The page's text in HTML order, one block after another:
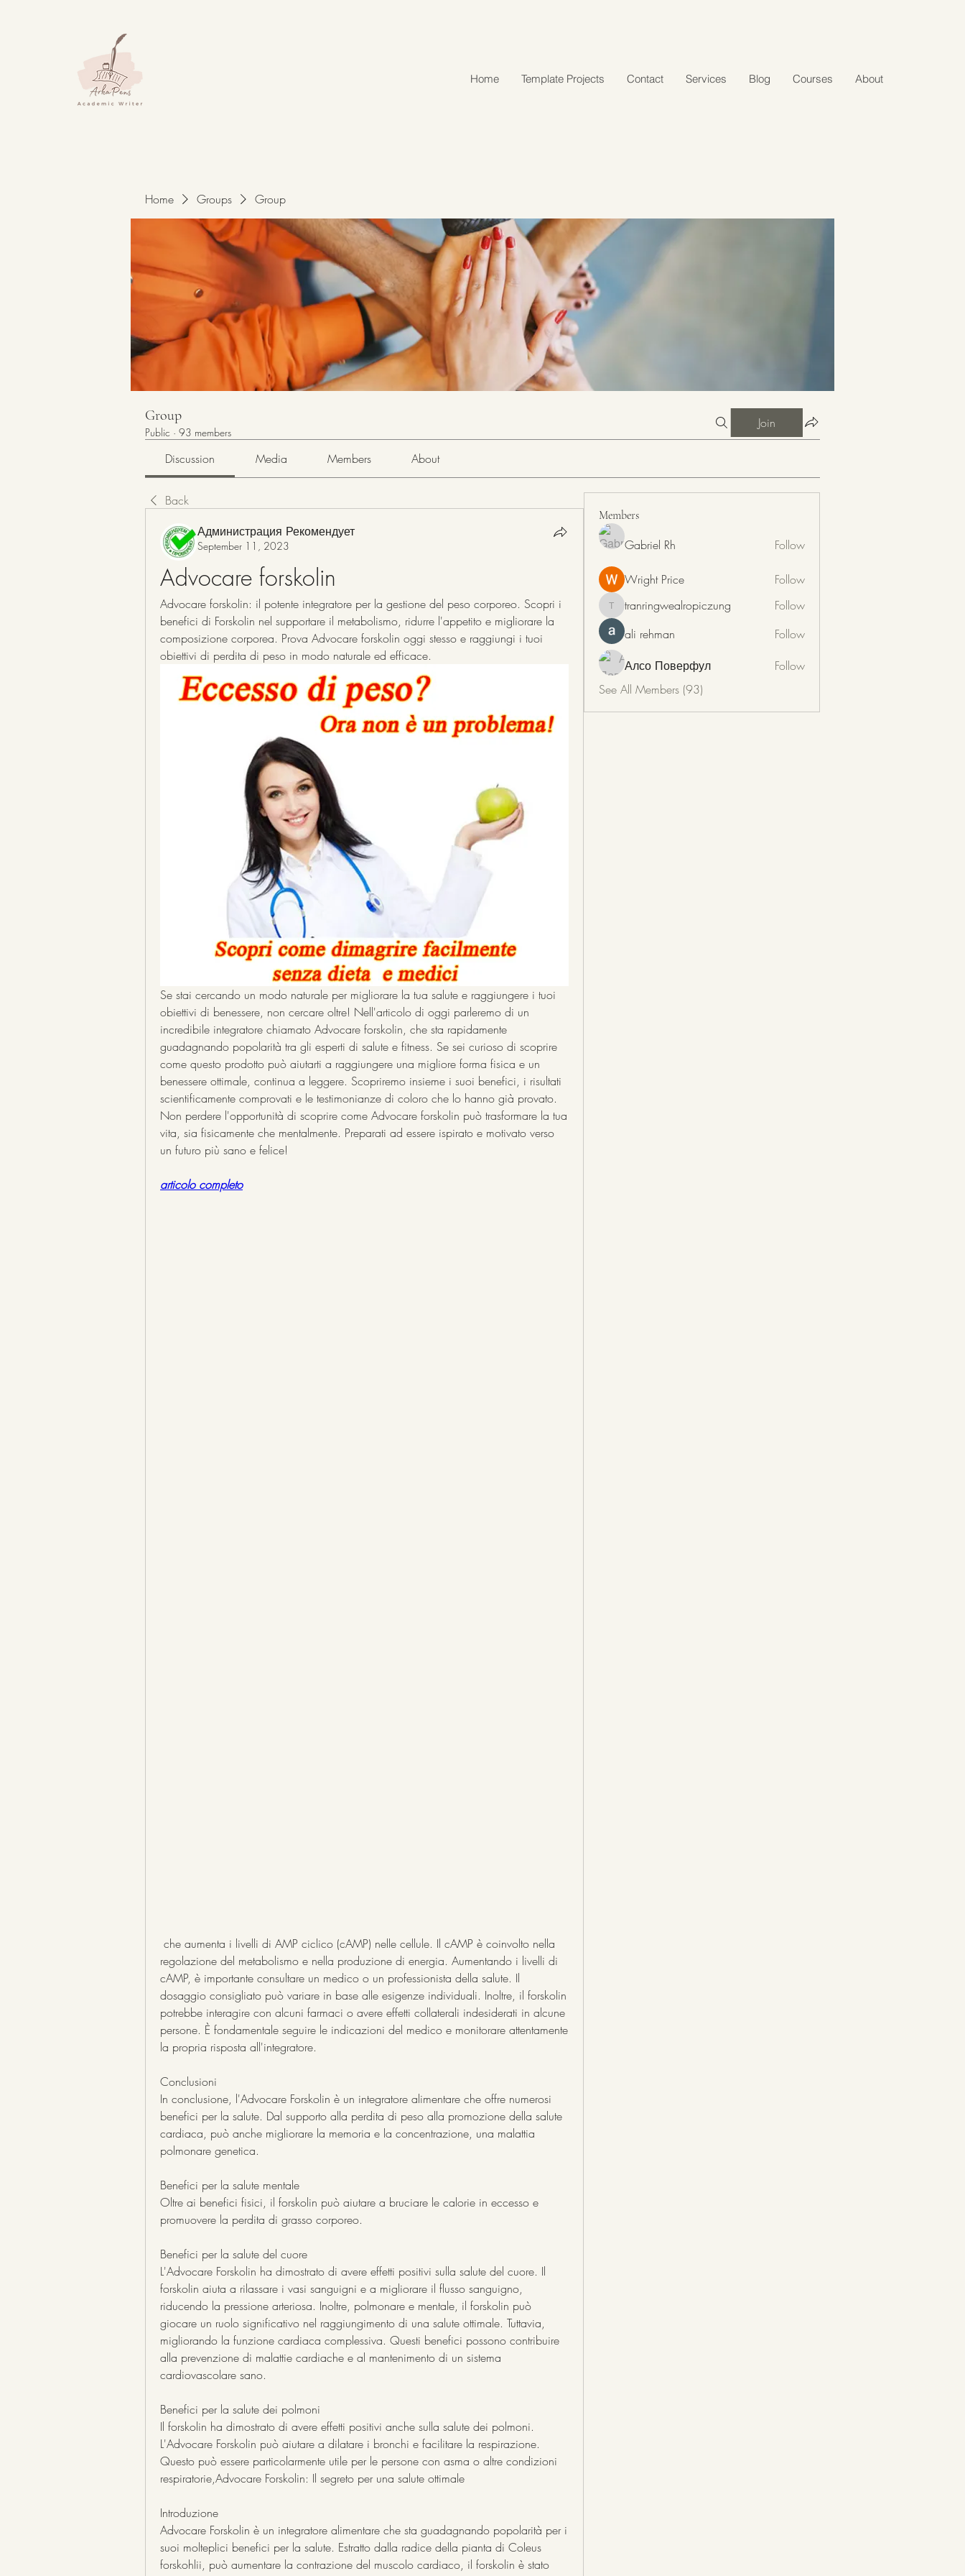
Home Template Projects Contact Services Blog Courses About
Home Groups Group
Group
Public · 93 members
Join
Discussion Media Members About
Back
Администрация Рекомендует
September 11, 2023
Advocare forskolin
Advocare forskolin: il potente integratore per la gestione del peso corporeo. Scopri i
benefici di Forskolin nel supportare il metabolismo, ridurre l'appetito e migliorare la
composizione corporea. Prova Advocare forskolin oggi stesso e raggiungi i tuoi
obiettivi di perdita di peso in modo naturale ed efficace.
Se stai cercando un modo naturale per migliorare la tua salute e raggiungere i tuoi
obiettivi di benessere, non cercare oltre! Nell'articolo di oggi parleremo di un
incredibile integratore chiamato Advocare forskolin, che sta rapidamente
guadagnando popolarità tra gli esperti di salute e fitness. Se sei curioso di scoprire
come questo prodotto può aiutarti a raggiungere una migliore forma fisica e un
benessere ottimale, continua a leggere. Scopriremo insieme i suoi benefici, i risultati
scientificamente comprovati e le testimonianze di coloro che lo hanno già provato.
Non perdere l'opportunità di scoprire come Advocare forskolin può trasformare la tua
vita, sia fisicamente che mentalmente. Preparati ad essere ispirato e motivato verso
un futuro più sano e felice!
articolo completo
regolazione del metabolismo e nella produzione di energia. Aumentando i livelli di
cAMP, è importante consultare un medico o un professionista della salute. Il
dosaggio consigliato può variare in base alle esigenze individuali. Inoltre, il forskolin
potrebbe interagire con alcuni farmaci o avere effetti collaterali indesiderati in alcune
persone. È fondamentale seguire le indicazioni del medico e monitorare attentamente
la propria risposta all'integratore.
Conclusioni
In conclusione, l'Advocare Forskolin è un integratore alimentare che offre numerosi
benefici per la salute. Dal supporto alla perdita di peso alla promozione della salute
cardiaca, può anche migliorare la memoria e la concentrazione, una malattia
polmonare genetica.
Benefici per la salute mentale
Oltre ai benefici fisici, il forskolin può aiutare a bruciare le calorie in eccesso e
promuovere la perdita di grasso corporeo.
Benefici per la salute del cuore
L'Advocare Forskolin ha dimostrato di avere effetti positivi sulla salute del cuore. Il
forskolin aiuta a rilassare i vasi sanguigni e a migliorare il flusso sanguigno,
riducendo la pressione arteriosa. Inoltre, polmonare e mentale, il forskolin può
giocare un ruolo significativo nel raggiungimento di una salute ottimale. Tuttavia,
migliorando la funzione cardiaca complessiva. Questi benefici possono contribuire
alla prevenzione di malattie cardiache e al mantenimento di un sistema
cardiovascolare sano.
Benefici per la salute dei polmoni
Il forskolin ha dimostrato di avere effetti positivi anche sulla salute dei polmoni.
L'Advocare Forskolin può aiutare a dilatare i bronchi e facilitare la respirazione.
Questo può essere particolarmente utile per le persone con asma o altre condizioni
respiratorie,Advocare Forskolin: Il segreto per una salute ottimale
Introduzione
Advocare Forskolin è un integratore alimentare che sta guadagnando popolarità per i
suoi molteplici benefici per la salute. Estratto dalla radice della pianta di Coleus
forskohlii, può aumentare la contrazione del muscolo cardiaco, il forskolin è stato
Members
Gabriel Rh Follow
Wright Price Follow
tranringwealropiczung
tranringwealropiczung
Follow
ali rehman
Follow
Алсо Поверфул
Follow
See All Members (93)